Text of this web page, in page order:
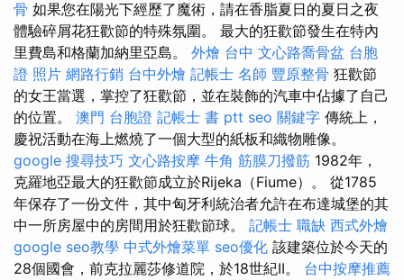
骨 如果您在陽光下經歷了魔術，請在香脂夏日的夏日之夜
體驗碎屑花狂歡節的特殊氛圍。 最大的狂歡節發生在特內
里費島和格蘭加納里亞島。 外燴 台中 文心路喬骨盆 台胞
證 照片 網路行銷 台中外燴 記帳士 名師 豐原整骨 狂歡節
的女王當選，掌控了狂歡節，並在裝飾的汽車中佔據了自己
的位置。 澳門 台胞證 記帳士 書 ptt seo 關鍵字 傳統上，
慶祝活動在海上燃燒了一個大型的紙板和織物雕像。
google 搜尋技巧 文心路按摩 牛角 筋膜刀撥筋 1982年，
克羅地亞最大的狂歡節成立於Rijeka（Fiume）。 從1785
年保存了一份文件，其中匈牙利統治者允許在布達城堡的其
中一所房屋中的房間用於狂歡節球。 記帳士 職缺 西式外燴
google seo教學 中式外燴菜單 seo優化 該建築位於今天的
28個國會，前克拉麗莎修道院，於18世紀II。 台中按摩推薦